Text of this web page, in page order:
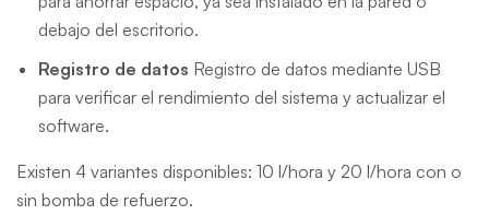
debajo del escritorio.
Registro de datos Registro de datos mediante USB
para verificar el rendimiento del sistema y actualizar el
software.
Existen 4 variantes disponibles: 10 l/hora y 20 l/hora con o
sin bomba de refuerzo.